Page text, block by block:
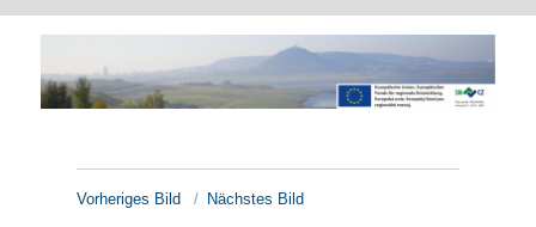
Vorheriges Bild Nächstes Bild